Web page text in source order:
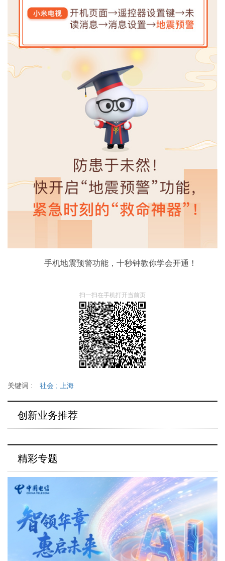
手机地震预警功能，十秒钟教你学会开通！
扫一扫在手机打开当前页
关键词 : 社会 ; 上海
创新业务推荐
精彩专题